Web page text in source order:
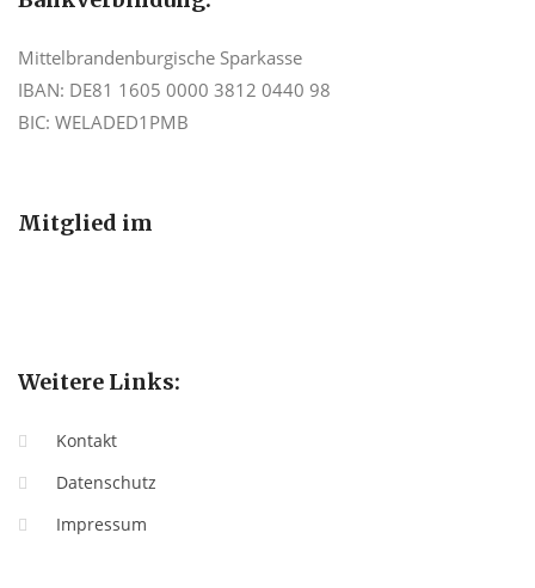
Mittelbrandenburgische Sparkasse
IBAN: DE81 1605 0000 3812 0440 98
BIC: WELADED1PMB
Mitglied im
Weitere Links:
Kontakt
Datenschutz
Impressum